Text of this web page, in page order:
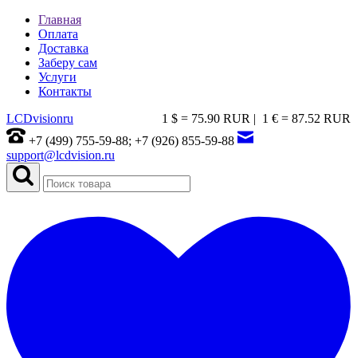
Главная
Оплата
Доставка
Заберу сам
Услуги
Контакты
1 € = 87.52 RUR
1 $ = 75.90 RUR |
LCDvisionru
+7 (499) 755-59-88; +7 (926) 855-59-88
support@lcdvision.ru